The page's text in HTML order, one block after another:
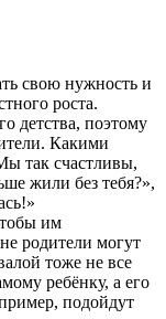
свою нужность и
роста.
детства, поэтому
Какими
так счастливы,
жили без тебя?»,
им
родители могут
тоже не все
ребёнку, а его
подойдут